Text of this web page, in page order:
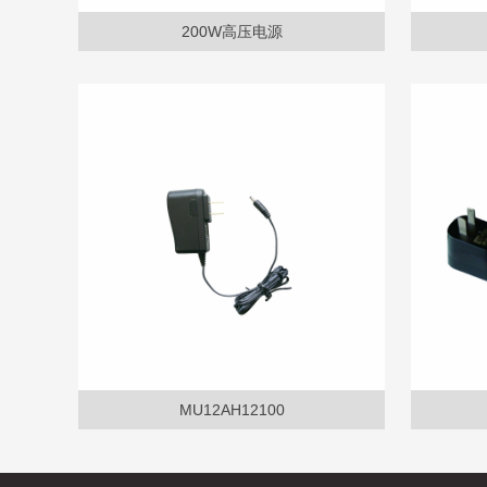
200W高压电源
MU12AH12100